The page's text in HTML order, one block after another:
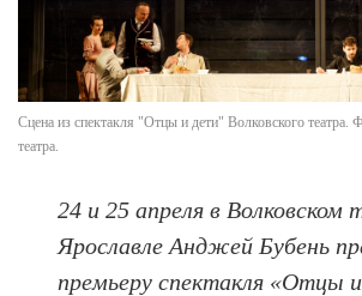
Сцена из спектакля "Отцы и дети" Волковского театра.
театра.
24 и 25 апреля в Волковском
Ярославле Анджей Бубень
премьеру спектакля «Отцы